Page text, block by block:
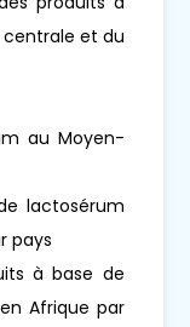
et du
au Moyen-
lactosérum
pays
à base de
Afrique par